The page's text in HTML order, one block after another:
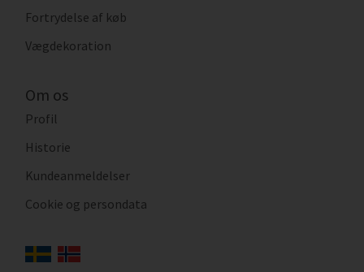
Fortrydelse af køb
Vægdekoration
Om os
Profil
Historie
Kundeanmeldelser
Cookie og persondata